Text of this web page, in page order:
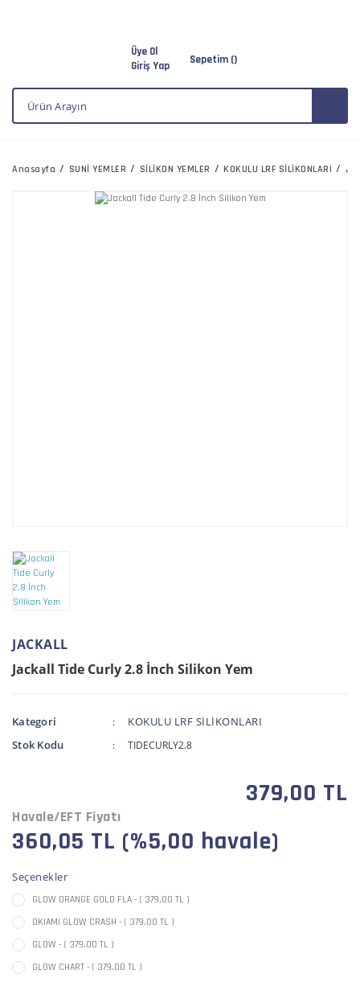
Üye Ol
Giriş Yap
Sepetim ()
Anasayfa SUNİ YEMLER SİLİKON YEMLER KOKULU LRF SİLİKONLARI
JACKALL
Jackall Tide Curly 2.8 İnch Silikon Yem
Kategori
KOKULU LRF SİLİKONLARI
Stok Kodu
TIDECURLY2.8
379,00 TL
Havale/EFT Fiyatı
360,05 TL (%5,00 havale)
Seçenekler
GLOW ORANGE GOLD FLA - ( 379,00 TL )
OKIAMI GLOW CRASH - ( 379,00 TL )
GLOW - ( 379,00 TL )
GLOW CHART - ( 379,00 TL )